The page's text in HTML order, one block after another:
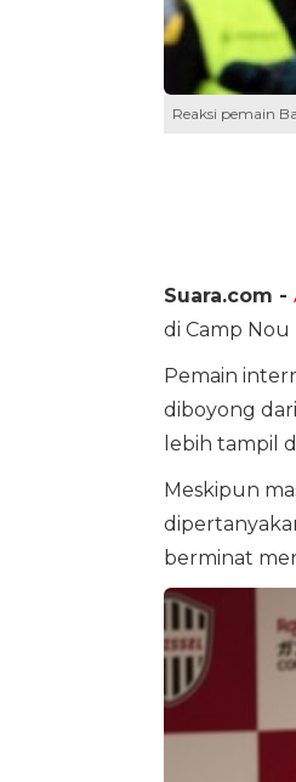
Reaksi pemain
Suara.com -
di Camp Nou
Pemain
diboyong
lebih tampil
Meskipun
berminat